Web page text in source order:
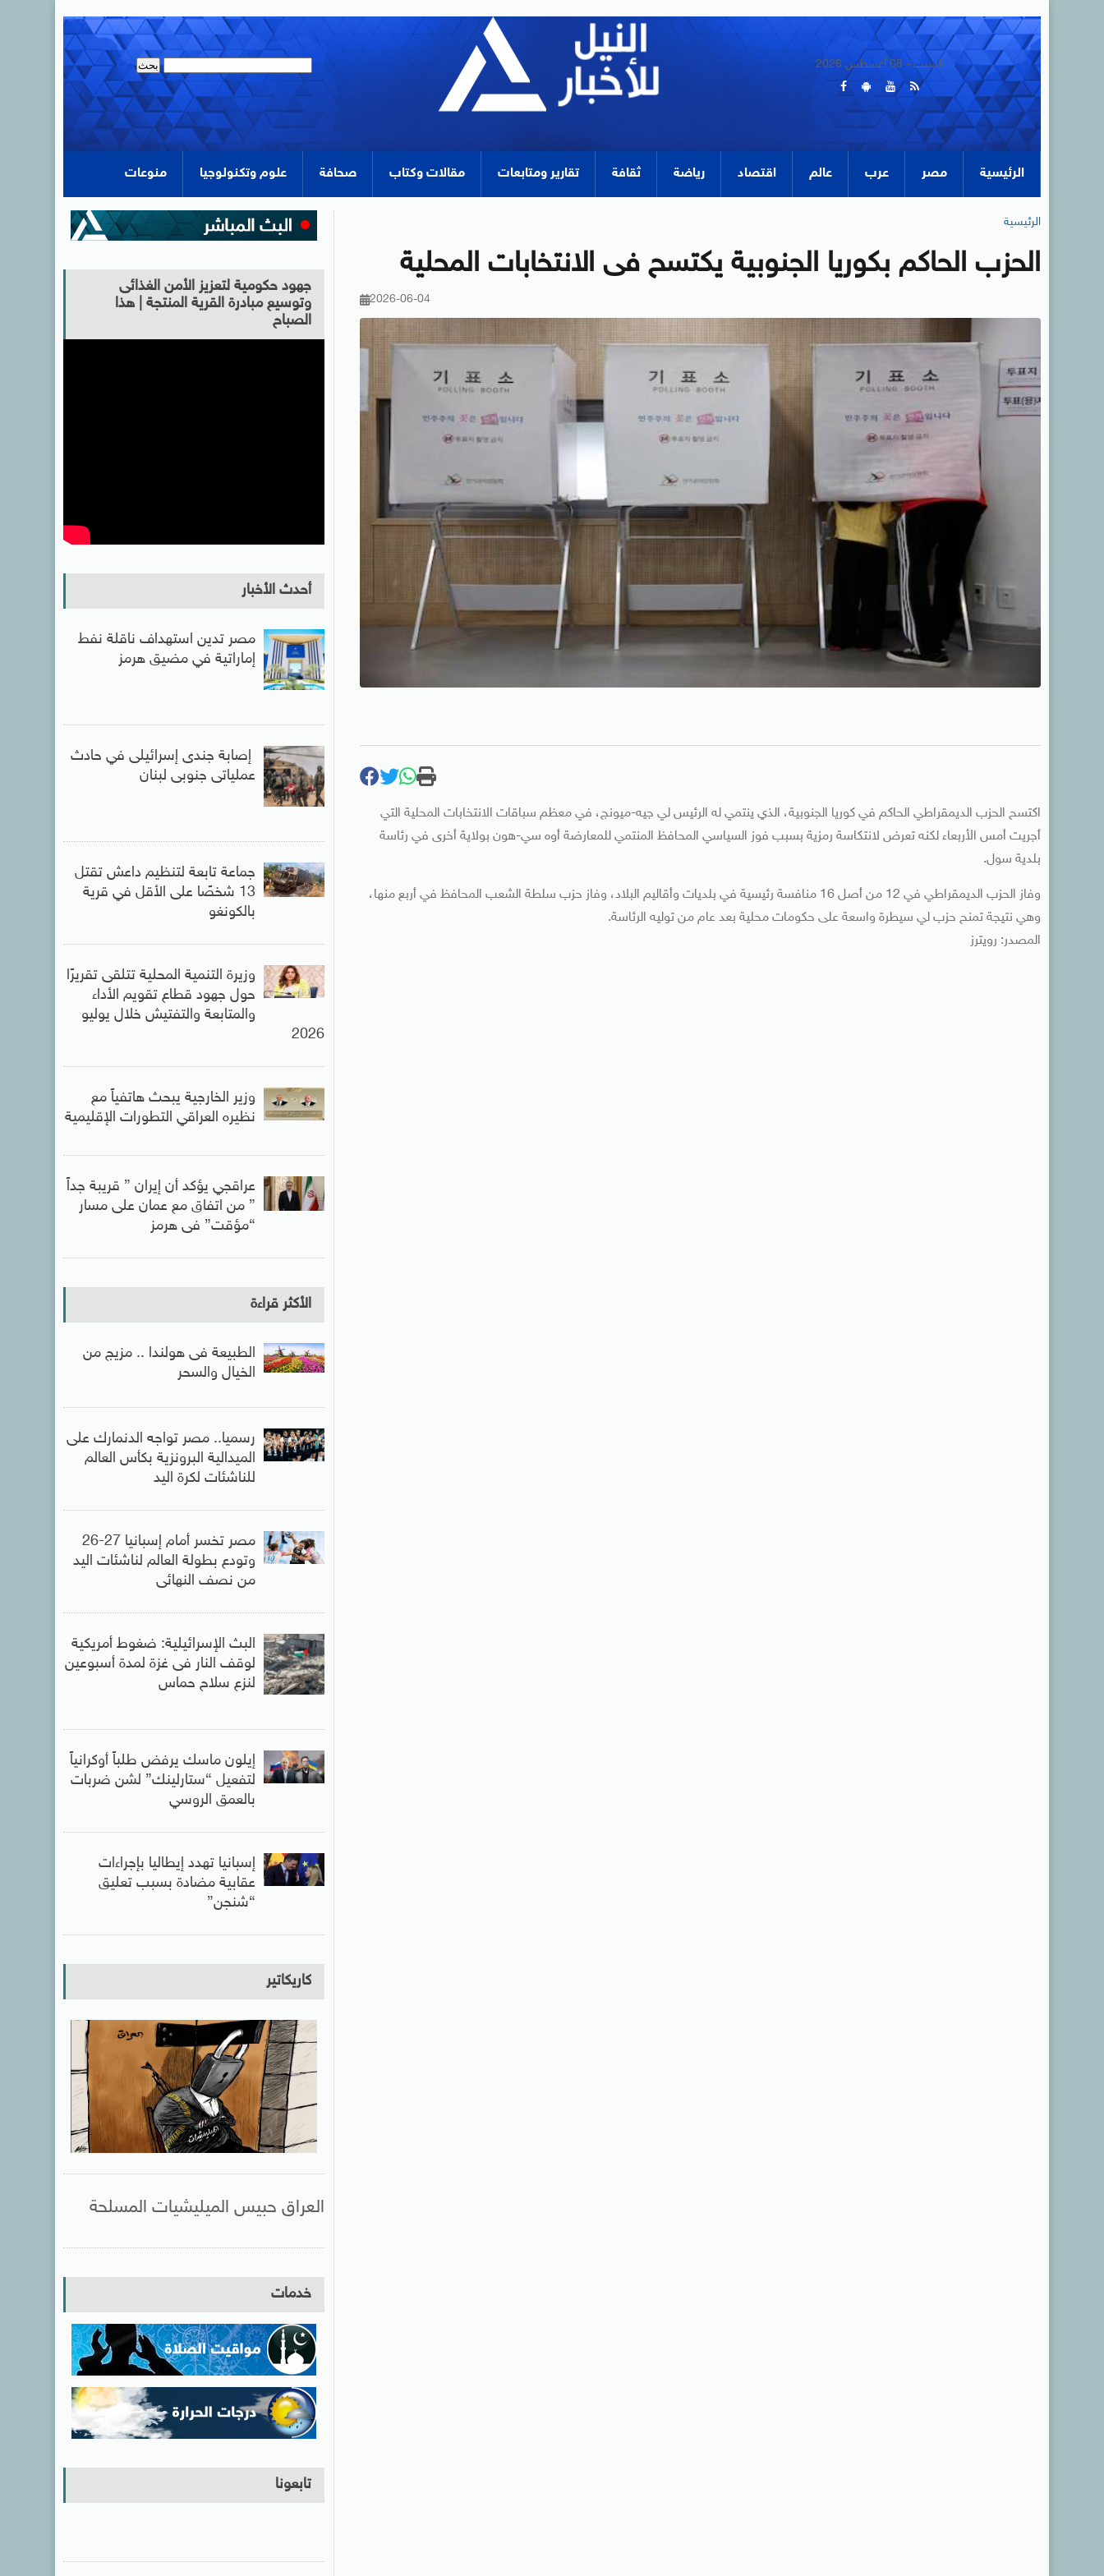
السبت - 08 أغسطس 2026
الرئيسية مصر عرب عالم اقتصاد رياضة ثقافة تقارير ومتابعات مقالات وكتاب صحافة علوم وتكنولوجيا منوعات
الرئيسية
الحزب الحاكم بكوريا الجنوبية يكتسح فى الانتخابات المحلية
2026-06-04
اكتسح الحزب الديمقراطي الحاكم في كوريا الجنوبية، الذي ينتمي له الرئيس لي ​جيه-ميونج، في معظم سباقات الانتخابات المحلية التي
أجريت أمس ‌الأربعاء لكنه تعرض لانتكاسة رمزية بسبب فوز السياسي المحافظ المنتمي للمعارضة أوه سي-هون بولاية أخرى في رئاسة
بلدية سول.
وفاز الحزب الديمقراطي في 12 من ​أصل 16 منافسة رئيسية في بلديات وأقاليم البلاد، وفاز ​حزب سلطة الشعب المحافظ في أربع منها،
وهي نتيجة تمنح حزب لي سيطرة واسعة على حكومات محلية بعد عام ​من توليه الرئاسة.
المصدر: رويترز
جهود حكومية لتعزيز الأمن الغذائى
وتوسيع مبادرة القرية المنتجة | هذا
الصباح
أحدث الأخبار
مصر تدين استهداف ناقلة نفط
إماراتية في مضيق هرمز
إصابة جندى إسرائيلى في حادث
عملياتى جنوبى لبنان
جماعة تابعة لتنظيم داعش تقتل
13 شخصًا على الأقل في قرية
بالكونغو
وزيرة التنمية المحلية تتلقى تقريرًا
حول جهود قطاع تقويم الأداء
والمتابعة والتفتيش خلال يوليو
2026
وزير الخارجية يبحث هاتفياً مع
نظيره العراقي التطورات الإقليمية
عراقجي يؤكد أن إيران ” قريبة جداً
” من اتفاق مع عمان على مسار
“مؤقت” فى هرمز
الأكثر قراءة
الطبيعة فى هولندا .. مزيج من
الخيال والسحر
رسميا.. مصر تواجه الدنمارك على
الميدالية البرونزية بكأس العالم
للناشئات لكرة اليد
مصر تخسر أمام إسبانيا 27-26
وتودع بطولة العالم لناشئات اليد
من نصف النهائى
البث الإسرائيلية: ضغوط أمريكية
لوقف النار فى غزة لمدة أسبوعين
لنزع سلاح حماس
إيلون ماسك يرفض طلباً أوكرانياً
لتفعيل “ستارلينك” لشن ضربات
بالعمق الروسي
إسبانيا تهدد إيطاليا بإجراءات
عقابية مضادة بسبب تعليق
“شنجن”
كاريكاتير
العراق حبيس الميليشيات المسلحة
خدمات
تابعونا